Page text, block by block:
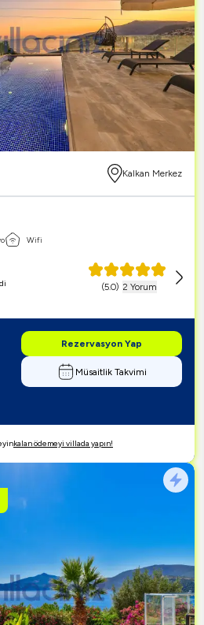
Kalkan Merkez
Wifi
(5.0) 2 Yorum
Rezervasyon Yap
Müsaitlik Takvimi
kalan ödemeyi villada yapın!